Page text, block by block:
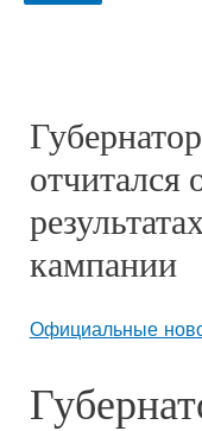
кампании
Официальные